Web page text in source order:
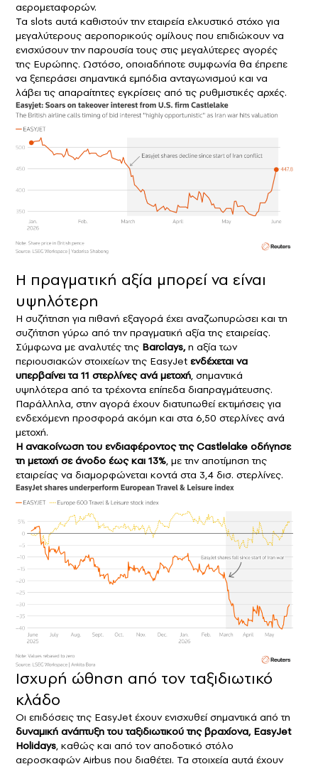
αερομεταφορών.
Τα slots αυτά καθιστούν την εταιρεία ελκυστικό στόχο για
μεγαλύτερους αεροπορικούς ομίλους που επιδιώκουν να
ενισχύσουν την παρουσία τους στις μεγαλύτερες αγορές
της Ευρώπης. Ωστόσο, οποιαδήποτε συμφωνία θα έπρεπε
να ξεπεράσει σημαντικά εμπόδια ανταγωνισμού και να
λάβει τις απαραίτητες εγκρίσεις από τις ρυθμιστικές αρχές.
Η πραγματική αξία μπορεί να είναι
υψηλότερη
Η συζήτηση για πιθανή εξαγορά έχει αναζωπυρώσει και τη
συζήτηση γύρω από την πραγματική αξία της εταιρείας.
Σύμφωνα με αναλυτές της Barclays,η αξία των
περιουσιακών στοιχείων της EasyJet ενδέχεται να
υπερβαίνει τα 11 στερλίνες ανά μετοχή, σημαντικά
υψηλότερα από τα τρέχοντα επίπεδα διαπραγμάτευσης.
Παράλληλα, στην αγορά έχουν διατυπωθεί εκτιμήσεις για
ενδεχόμενη προσφορά ακόμη και στα 6,50 στερλίνες ανά
μετοχή.
Η ανακοίνωση του ενδιαφέροντος της Castlelake οδήγησε
τη μετοχή σε άνοδο έως και 13%, με την αποτίμηση της
εταιρείας να διαμορφώνεται κοντά στα 3,4 δισ. στερλίνες.
Ισχυρή ώθηση από τον ταξιδιωτικό
κλάδο
Οι επιδόσεις της EasyJet έχουν ενισχυθεί σημαντικά από τη
δυναμική ανάπτυξη του ταξιδιωτικού της βραχίονα, EasyJet
Holidays, καθώς και από τον αποδοτικό στόλο
αεροσκαφών Airbus που διαθέτει. Τα στοιχεία αυτά έχουν